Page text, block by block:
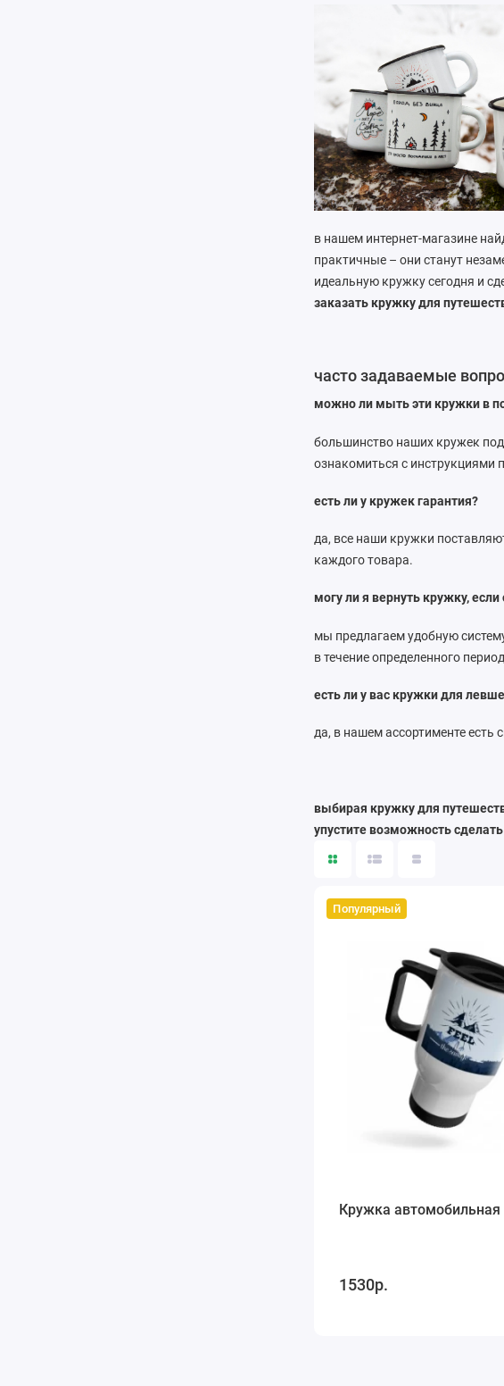
в нашем интернет-магазине
практичные – они станут
идеальную кружку сегодня и
заказать кружку для
часто задаваемые
можно ли мыть эти кружки в
большинство наших кружек
ознакомиться с инструкциями
есть ли у кружек гарантия?
да, все наши кружки
каждого товара.
могу ли я вернуть кружку,
мы предлагаем удобную
в течение определенного
есть ли у вас кружки для
да, в нашем ассортименте есть
выбирая кружку для
упустите возможность
Популярный
Кружка
1530р.